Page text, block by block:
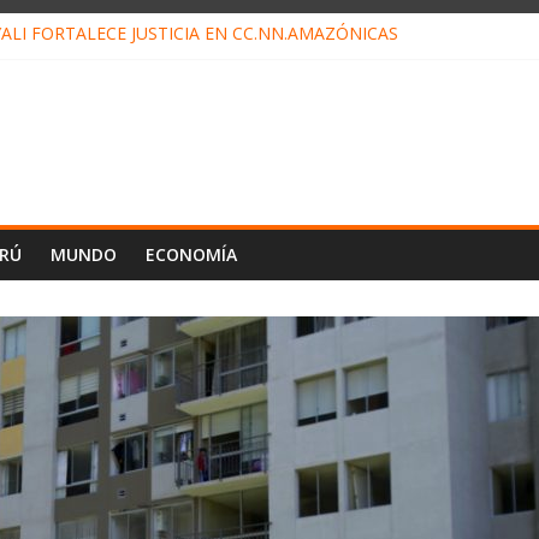
FORTALECE JUSTICIA EN CC.NN.AMAZÓNICAS
MUNDO ECONOMÍA